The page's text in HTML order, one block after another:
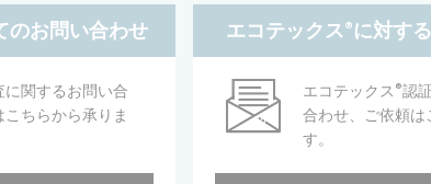
のお問い合わせ
関するお問い合
ちらから承りま
エコテックス®に対す
エコテックス®認
合わせ、ご依頼は
す。